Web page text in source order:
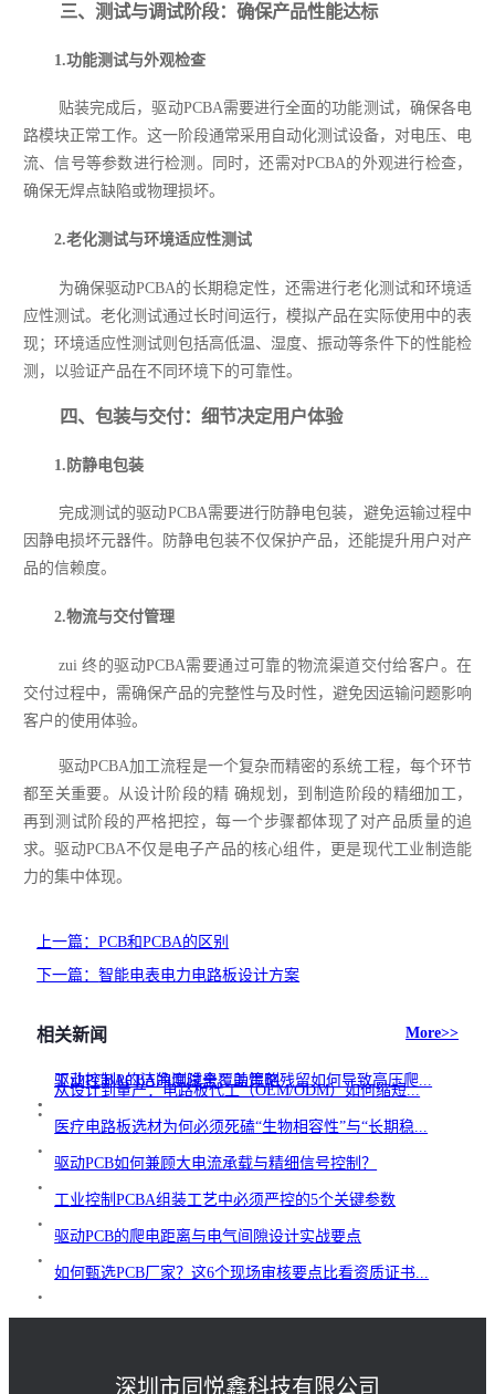
三、测试与调试阶段：确保产品性能达标
1.功能测试与外观检查
贴装完成后，驱动PCBA需要进行全面的功能测试，确保各电
路模块正常工作。这一阶段通常采用自动化测试设备，对电压、电
流、信号等参数进行检测。同时，还需对PCBA的外观进行检查，
确保无焊点缺陷或物理损坏。
2.老化测试与环境适应性测试
为确保驱动PCBA的长期稳定性，还需进行老化测试和环境适
应性测试。老化测试通过长时间运行，模拟产品在实际使用中的表
现；环境适应性测试则包括高低温、湿度、振动等条件下的性能检
测，以验证产品在不同环境下的可靠性。
四、包装与交付：细节决定用户体验
1.防静电包装
完成测试的驱动PCBA需要进行防静电包装，避免运输过程中
因静电损坏元器件。防静电包装不仅保护产品，还能提升用户对产
品的信赖度。
2.物流与交付管理
zui 终的驱动PCBA需要通过可靠的物流渠道交付给客户。在
交付过程中，需确保产品的完整性与及时性，避免因运输问题影响
客户的使用体验。
驱动PCBA加工流程是一个复杂而精密的系统工程，每个环节
都至关重要。从设计阶段的精 确规划，到制造阶段的精细加工，
再到测试阶段的严格把控，每一个步骤都体现了对产品质量的追
求。驱动PCBA不仅是电子产品的核心组件，更是现代工业制造能
力的集中体现。
上一篇：PCB和PCBA的区别
下一篇：智能电表电力电路板设计方案
相关新闻 More>>
工业控制PCBA的测试全覆盖策略
.
驱动PCBA的洁净度隐患：助焊剂残留如何导致高压爬...
. 从设计到量产：电路板代工（OEM/ODM）如何缩短...
.
医疗电路板选材为何必须死磕“生物相容性”与“长期稳...
.
驱动PCB如何兼顾大电流承载与精细信号控制？
.
工业控制PCBA组装工艺中必须严控的5个关键参数
.
驱动PCB的爬电距离与电气间隙设计实战要点
.
如何甄选PCB厂家？这6个现场审核要点比看资质证书...
.
深圳市同悦鑫科技有限公司